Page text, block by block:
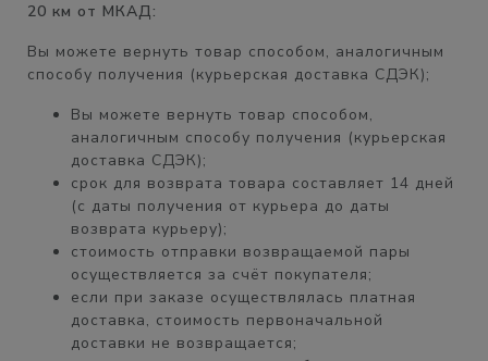
20 км от МКАД:
Вы можете вернуть товар способом, аналогичным
способу получения (курьерская доставка СДЭК);
Вы можете вернуть товар способом,
аналогичным способу получения (курьерская
доставка СДЭК);
срок для возврата товара составляет 14 дней
(с даты получения от курьера до даты
возврата курьеру);
стоимость отправки возвращаемой пары
осуществляется за счёт покупателя;
если при заказе осуществлялась платная
доставка, стоимость первоначальной
доставки не возвращается;